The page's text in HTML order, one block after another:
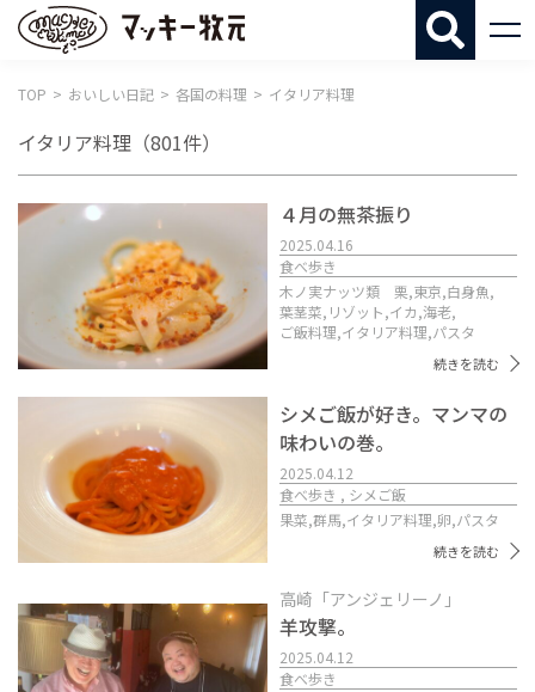
TOP おいしい日記 各国の料理 イタリア料理
イタリア料理 （801件）
４月の無茶振り
2025.04.16
食べ歩き
木ノ実ナッツ類 栗,東京,白身魚,
葉茎菜, リゾット,イカ,海老,
ご飯料理,イタリア料理,パスタ
続きを読む
シメご飯が好き。マンマの
味わいの巻。
2025.04.12
食べ歩き , シメご飯
果菜,群馬,イタリア料理,卵,パスタ
続きを読む
高崎「アンジェリーノ」
羊攻撃。
2025.04.12
食べ歩き